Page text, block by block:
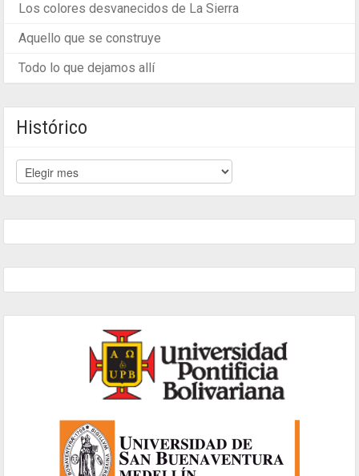
Los colores desvanecidos de La Sierra
Aquello que se construye
Todo lo que dejamos allí
Histórico